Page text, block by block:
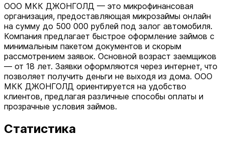
ООО МКК ДЖОНГОЛД — это микрофинансовая
организация, предоставляющая микрозаймы онлайн
на сумму до 500 000 рублей под залог автомобиля.
Компания предлагает быстрое оформление займов с
минимальным пакетом документов и скорым
рассмотрением заявок. Основной возраст заемщиков
— от 18 лет. Заявки оформляются через интернет, что
позволяет получить деньги не выходя из дома. ООО
МКК ДЖОНГОЛД ориентируется на удобство
клиентов, предлагая различные способы оплаты и
прозрачные условия займов.
Статистика